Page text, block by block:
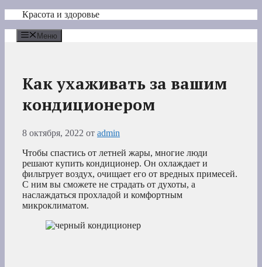
Перейти
содержимому
Красота и здоровье
Меню
Как ухаживать за вашим
кондиционером
8 октября, 2022 от admin
Чтобы спастись от летней жары, многие люди
решают купить кондиционер. Он охлаждает и
фильтрует воздух, очищает его от вредных примесей.
С ним вы сможете не страдать от духоты, а
наслаждаться прохладой и комфортным
микроклиматом.